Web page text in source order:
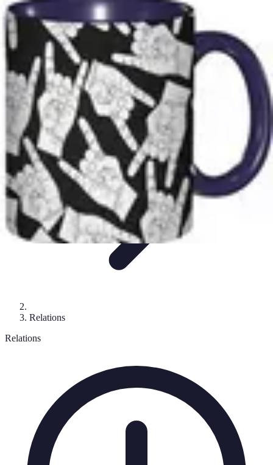
Amour et Cœurs
Relations AmoureusesRelations amoureusesSymbolique et
Rituels
Tendances Psychologie de l'Amour
Amour et Cœurs
Relations
Relations